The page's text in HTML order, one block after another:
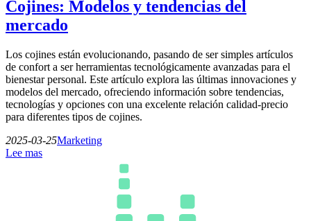
Cojines: Modelos y tendencias del
mercado
Los cojines están evolucionando, pasando de ser simples artículos
de confort a ser herramientas tecnológicamente avanzadas para el
bienestar personal. Este artículo explora las últimas innovaciones y
modelos del mercado, ofreciendo información sobre tendencias,
tecnologías y opciones con una excelente relación calidad-precio
para diferentes tipos de cojines.
2025-03-25Marketing
Lee mas